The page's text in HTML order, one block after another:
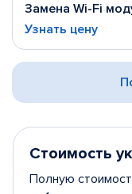
Замена Wi-Fi
Узнать цену
Стоимость
Полную